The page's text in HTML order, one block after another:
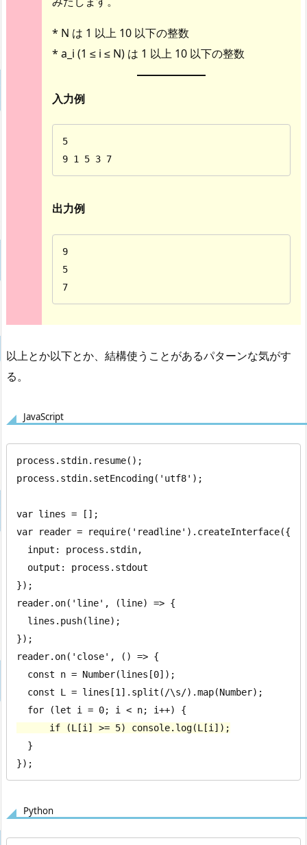
* N は 1 以上 10 以下の整数
* a_i (1 ≤ i ≤ N) は 1 以上 10 以下の整数
入力例
5
9 1 5 3 7
出力例
9
5
7
以上とか以下とか、結構使うことがあるパターンな気がす
る。
JavaScript
process.stdin.resume();
process.stdin.setEncoding('utf8');
var lines = [];
var reader = require('readline').createInterface({
});
reader.on('line', (line) => {
});
reader.on('close', () => {
      if (L[i] >= 5) console.log(L[i]);
});
Python